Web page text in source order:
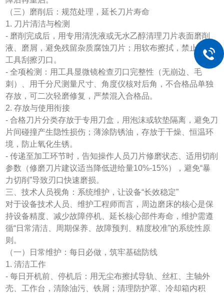
（三）磨削后：规范处理，延长刀片寿命
1. 刀片清洁与检测
- 磨削完成后，用专用清洗液或无水乙醇清理刀片表面磨削
液、磨屑，避免残留杂质腐蚀刀片；用软布擦拭，禁止硬质
工具刮擦刃口。
- 全项检测：用工具显微镜检查刃口完整性（无崩边、毛
刺）、用千分尺测量尺寸、角度仪核对后角，不合格品单独
存放，可二次轻磨修复，严禁混入合格品。
2. 存放与使用衔接
- 合格刀片分类存放于专用刀盒，用泡沫或软垫隔离，避免刀
片间碰撞产生隐性损伤；薄涂防锈油，存放于干燥、恒温环
境，防止氧化生锈。
- 传递至加工环节时，告知操作人员刀片修磨状态、适用切削
参数（修磨刀片建议适当降低进给量10%-15%），避免“暴
力切削”导致刃口快速磨损。
三、技术人员视角：系统维护，让设备“长效稳定”
对于设备技术人员、维护工程师而言，周边磨床的核心是保
持设备精度、减少故障停机、延长核心部件寿命，维护需遵
循“日常清洁、周期保养、故障预判、精度校准”的系统性原
则。
（一）日常维护：每日必做，筑牢基础防线
1. 清洁工作
- 每日开机前、停机后：用无尘布擦拭导轨、丝杠、主轴外
壳、工作台，清除油污、铁屑；清理防护罩、冷却箱内积